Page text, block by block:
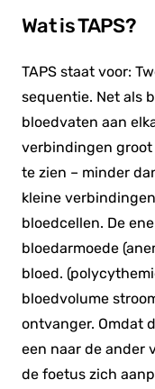
Wat is TAPS?
TAPS staat voor:
sequentie. Net als
bloedvaten aan
verbindingen groot
te zien – minder
kleine
bloedcellen. De
bloedarmoede
bloed.
bloedvolume
ontvanger. Omdat
een naar de ander
de foetus zich